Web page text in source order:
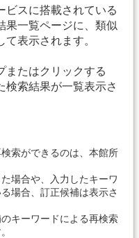
ビスに搭載されている
果一覧ページに、類似
表示されます。
またはクリックする
検索結果が一覧表示さ
索ができるのは、本館所
場合や、入力したキーワ
場合、訂正候補は表示さ
キーワードによる再検索